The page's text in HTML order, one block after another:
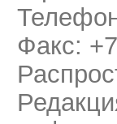
Факс: